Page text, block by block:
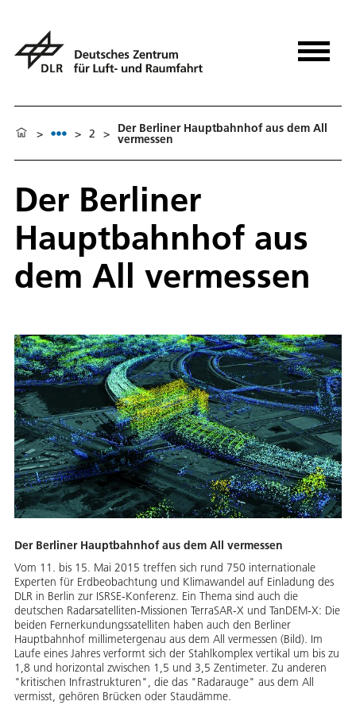
> > 2 > Der Berliner Hauptbahnhof aus dem All
vermessen
Der Berliner
Hauptbahnhof aus
dem All vermessen
Der Berliner Hauptbahnhof aus dem All vermessen
Vom 11. bis 15. Mai 2015 treffen sich rund 750 internationale
Experten für Erdbeobachtung und Klimawandel auf Einladung des
DLR in Berlin zur ISRSE-Konferenz. Ein Thema sind auch die
deutschen Radarsatelliten-Missionen TerraSAR-X und TanDEM-X: Die
beiden Fernerkundungssatelliten haben auch den Berliner
Hauptbahnhof millimetergenau aus dem All vermessen (Bild). Im
Laufe eines Jahres verformt sich der Stahlkomplex vertikal um bis zu
1,8 und horizontal zwischen 1,5 und 3,5 Zentimeter. Zu anderen
"kritischen Infrastrukturen", die das "Radarauge" aus dem All
vermisst, gehören Brücken oder Staudämme.